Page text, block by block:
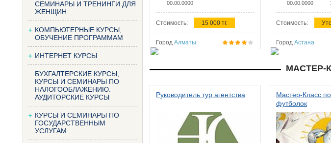
СЕМИНАРЫ И ТРЕНИНГИ ДЛЯ
ЖЕНЩИН
КОМПЬЮТЕРНЫЕ КУРСЫ,
ОБУЧЕНИЕ ПРОГРАММАМ
ИНТЕРНЕТ КУРСЫ
БУХГАЛТЕРСКИЕ КУРСЫ,
КУРСЫ И СЕМИНАРЫ ПО
НАЛОГООБЛАЖЕНИЮ.
АУДИТОРСКИЕ КУРСЫ
КУРСЫ И СЕМИНАРЫ ПО
ГОСУДАРСТВЕННЫМ
УСЛУГАМ
00.00.0000
Стоимость: 15 000 тг.
Город Алматы
00.00.0000
Стоимость:
Город Астана
МАСТЕР-
Руководитель тур агентства
Мастер-Класс
футболок